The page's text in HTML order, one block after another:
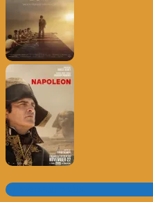
Subscrever o site